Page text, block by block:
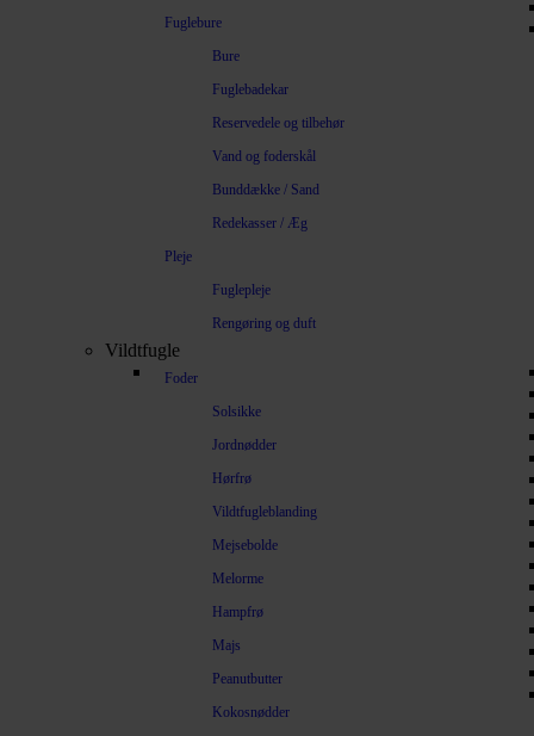
Fuglebure
Bure
Fuglebadekar
Reservedele og tilbehør
Vand og foderskål
Bunddække / Sand
Redekasser / Æg
Pleje
Fuglepleje
Rengøring og duft
Vildtfugle
Foder
Solsikke
Jordnødder
Hørfrø
Vildtfugleblanding
Mejsebolde
Melorme
Hampfrø
Majs
Peanutbutter
Kokosnødder